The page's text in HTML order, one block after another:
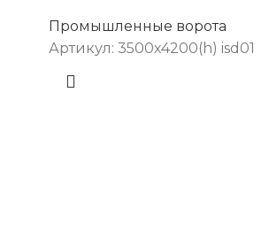
Промышленные ворота
Артикул: 3500х4200(h) isd01